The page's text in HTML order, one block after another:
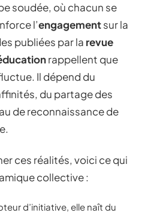
soudée, où chacun se
l’engagementsur la
publiées par la revue
rappellent que
Il dépend du
du partage des
de reconnaissance de
ces réalités, voici ce qui
collective :
d’initiative, elle naît du